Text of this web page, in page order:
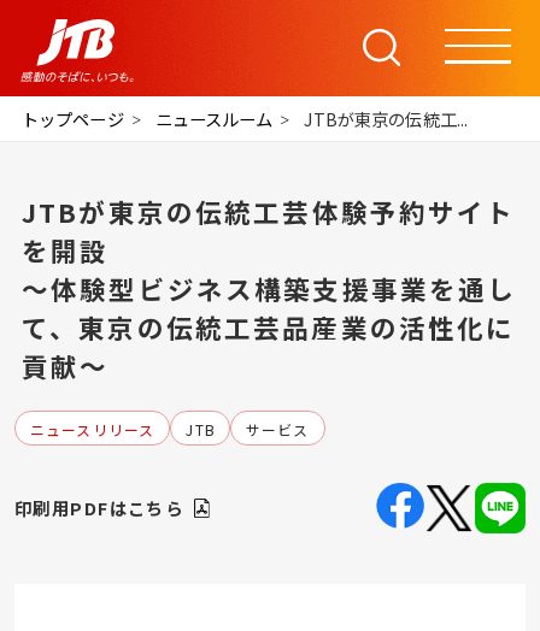
トップページ ニュースルーム JTBが東京の伝統工...
JTBが東京の伝統工芸体験予約サイト
を開設
～体験型ビジネス構築支援事業を通し
て、東京の伝統工芸品産業の活性化に
貢献～
ニュースリリース JTB サービス
印刷用PDFはこちら